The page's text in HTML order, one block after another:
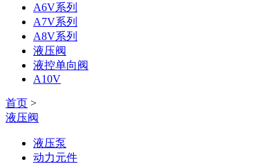
A6V系列
A7V系列
A8V系列
液压阀
液控单向阀
A10V
首页 >
液压阀
液压泵
动力元件